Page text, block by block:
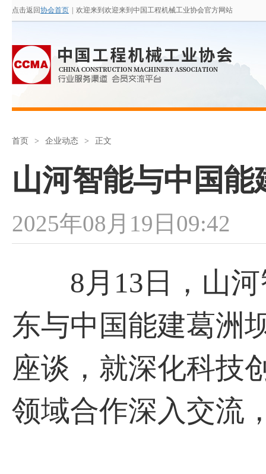
点击返回协会首页 欢迎来到欢迎来到中国工程机械工业协会官方网站
首页 > 企业动态 > 正文
山河智能与中国
2025年08月19日09:42
8月13日，山河
东与中国能建葛洲
座谈，就深化科技
领域合作深入交流